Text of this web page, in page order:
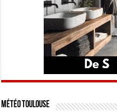
Météo Toulouse